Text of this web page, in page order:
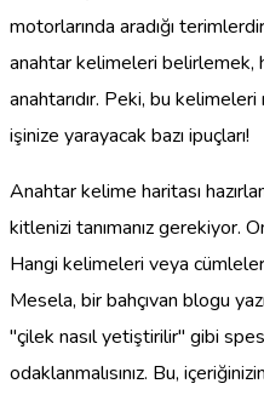
motorlarında aradığı
anahtar kelimeleri belirlemek,
anahtarıdır. Peki, bu kelimeleri
işinize yarayacak bazı ipuçları!
Anahtar kelime haritası
kitlenizi tanımanız gerekiyor.
Hangi kelimeleri veya
Mesela, bir bahçıvan blogu
"çilek nasıl yetiştirilir" gibi
odaklanmalısınız. Bu,